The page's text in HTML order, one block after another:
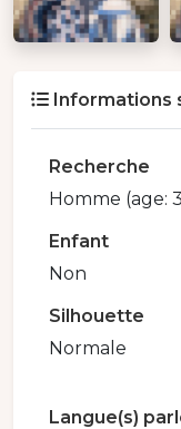
Informations
Recherche
Homme (age:
Enfant
Non
Silhouette
Normale
Langue(s)